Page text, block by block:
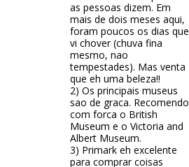
as pessoas dizem. Em
mais de dois meses aqui,
foram poucos os dias que
vi chover (chuva fina
mesmo, nao
tempestades). Mas venta
que eh uma beleza!!
2) Os principais museus
sao de graca. Recomendo
com forca o British
Museum e o Victoria and
Albert Museum.
3) Primark eh excelente
para comprar coisas